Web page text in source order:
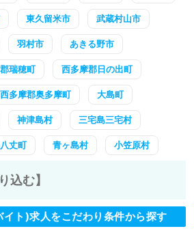
東久留米市 武蔵村山市
羽村市 あきる野市
瑞穂町 西多摩郡日の出町
西多摩郡奥多摩町 大島町
神津島村 三宅島三宅村
丈町 青ヶ島村 小笠原村
込む】
ト)求人をこだわり条件から探す